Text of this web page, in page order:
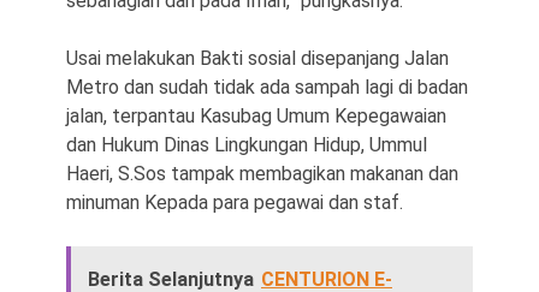
Usai melakukan Bakti sosial disepanjang Jalan
Metro dan sudah tidak ada sampah lagi di badan
jalan, terpantau Kasubag Umum Kepegawaian
dan Hukum Dinas Lingkungan Hidup, Ummul
Haeri, S.Sos tampak membagikan makanan dan
minuman Kepada para pegawai dan staf.
Berita Selanjutnya CENTURION E-